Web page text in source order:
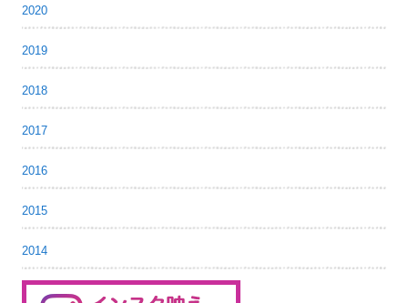
2020
2019
2018
2017
2016
2015
2014